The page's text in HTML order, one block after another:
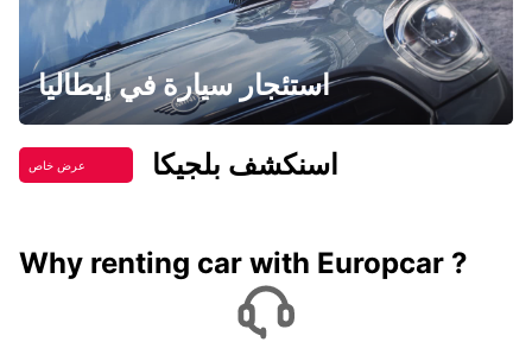
استئجار سيارة في إيطاليا
عرض خاص اسنكشف بلجيكا
Why renting car with Europcar ?